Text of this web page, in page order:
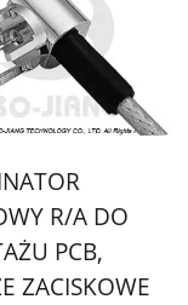
R/A DO
PCB,
ZACISKOWE